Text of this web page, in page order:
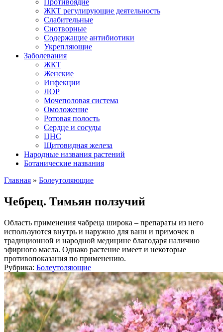
Противоядие
ЖКТ регулирующие деятельность
Слабительные
Снотворные
Содержащие антибиотики
Укрепляющие
Заболевания
ЖКТ
Женские
Инфекции
ЛОР
Мочеполовая система
Омоложение
Ротовая полость
Сердце и сосуды
ЦНС
Щитовидная железа
Народные названия растений
Ботанические названия
Главная » Болеутоляющие
Чебрец. Тимьян ползучий
Область применения чабреца широка – препараты из него
используются внутрь и наружно для ванн и примочек в
традиционной и народной медицине благодаря наличию
эфирного масла. Однако растение имеет и некоторые
противопоказания по применению.
Рубрика: Болеутоляющие